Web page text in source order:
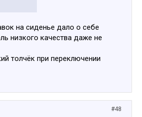
на сиденье дало о себе
низкого качества даже не
толчёк при переключении
#48